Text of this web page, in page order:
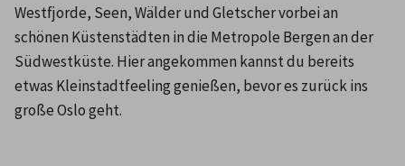
Westfjorde, Seen, Wälder und Gletscher vorbei an
schönen Küstenstädten in die Metropole Bergen an der
Südwestküste. Hier angekommen kannst du bereits
etwas Kleinstadtfeeling genießen, bevor es zurück ins
große Oslo geht.